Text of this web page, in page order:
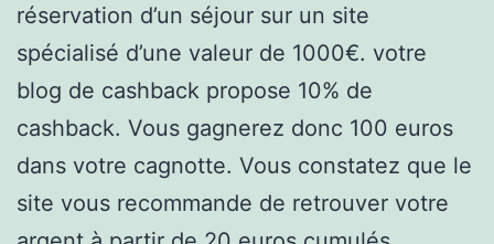
réservation d’un séjour sur un site
spécialisé d’une valeur de 1000€. votre
blog de cashback propose 10% de
cashback. Vous gagnerez donc 100 euros
dans votre cagnotte. Vous constatez que le
site vous recommande de retrouver votre